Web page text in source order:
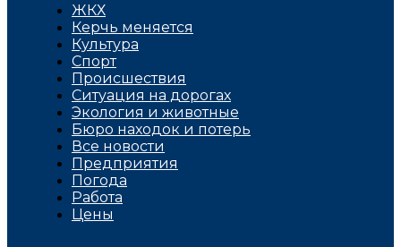
ЖКХ
Керчь меняется
Культура
Спорт
Проиcшествия
Ситуация на дорогах
Экология и животные
Бюро находок и потерь
Все новости
Предприятия
Погода
Работа
Цены